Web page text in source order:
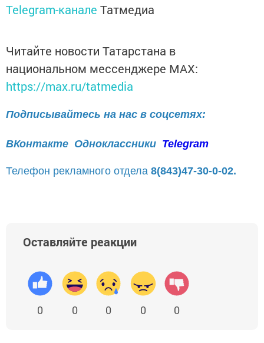
Telegram-канале Татмедиа
Читайте новости Татарстана в
национальном мессенджере MАХ:
https://max.ru/tatmedia
Подписывайтесь на нас в соцсетях:
ВКонтакте Одноклассники Telegram
Телефон рекламного отдела 8(843)47-30-0-02.
Оставляйте реакции
0 0 0 0 0